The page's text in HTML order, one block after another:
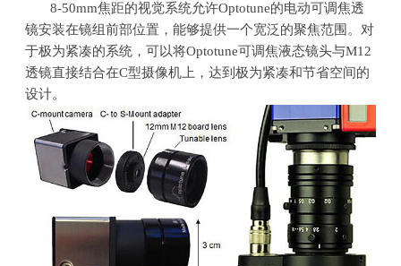
8-50mm焦距的视觉系统允许Optotune的电动可调焦透
镜安装在镜组前部位置，能够提供一个宽泛的聚焦范围。对
于极为紧凑的系统，可以将Optotune可调焦液态镜头与M12
透镜直接结合在C型摄像机上，达到极为紧凑和节省空间的
设计。